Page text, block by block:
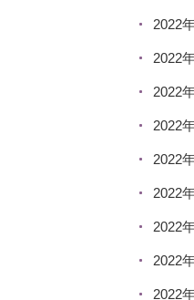
2022
2022
2022
2022
2022
2022
2022
2022
2022